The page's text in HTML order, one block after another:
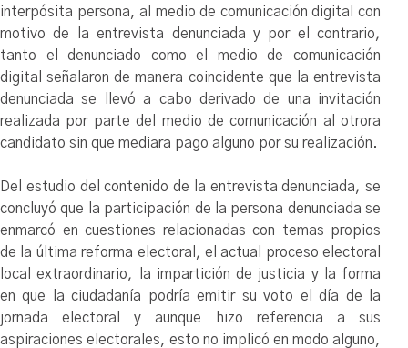
interpósita persona, al medio de comunicación digital con
motivo de la entrevista denunciada y por el contrario,
tanto el denunciado como el medio de comunicación
digital señalaron de manera coincidente que la entrevista
denunciada se llevó a cabo derivado de una invitación
realizada por parte del medio de comunicación al otrora
candidato sin que mediara pago alguno por su realización.
Del estudio del contenido de la entrevista denunciada, se
concluyó que la participación de la persona denunciada se
enmarcó en cuestiones relacionadas con temas propios
de la última reforma electoral, el actual proceso electoral
local extraordinario, la impartición de justicia y la forma
en que la ciudadanía podría emitir su voto el día de la
jornada electoral y aunque hizo referencia a sus
aspiraciones electorales, esto no implicó en modo alguno,